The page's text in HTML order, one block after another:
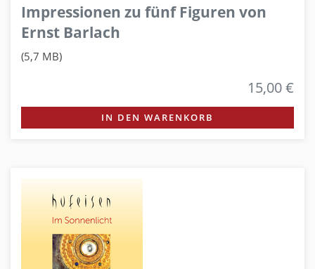
Impressionen zu fünf Figuren von
Ernst Barlach
(5,7 MB)
15,00 €
IN DEN WARENKORB